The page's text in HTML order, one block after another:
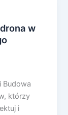
w
Budowa
którzy
i